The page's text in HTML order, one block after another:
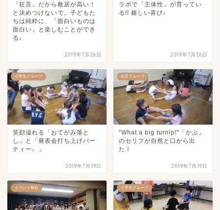
「狂言」だから敷居が高い！
と決めつけないで。子どもた
ちは純粋に、「面白いものは
面白い」と楽しむことができ
る♩
2019年7月26日
ラボで「主体性」が育ってい
る!! 嬉しい喜び♩
2019年7月26日
小学生グループ
笑顔溢れる「おてがみ落と
し」と「発表会打ち上げパー
ティー♩」
2019年7月19日
幼児グループ
"What a big turnip!"「かぶ」
のセリフが自然と口から出
た！
2019年7月19日
イベント報告 小学生グループ